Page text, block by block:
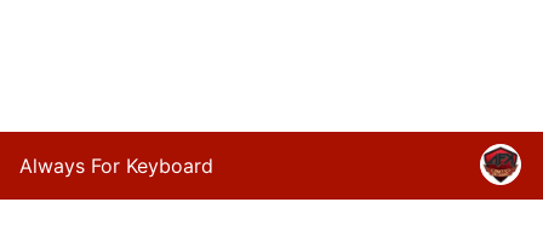
Always For Keyboard